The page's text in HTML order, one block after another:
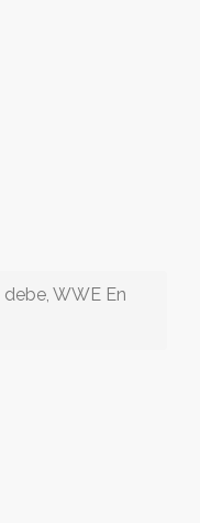
WWE En